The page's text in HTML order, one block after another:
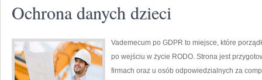
Ochrona danych dzieci
Vademecum po GDPR to miejsce, które
po wejściu w życie RODO. Strona jest
firmach oraz u osób odpowiedzialnych za